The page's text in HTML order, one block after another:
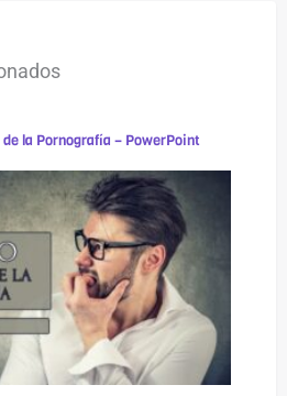
la Pornografía – PowerPoint